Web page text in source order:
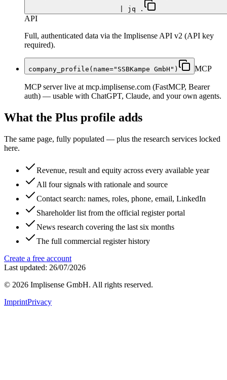
| jq .
API
Full, authenticated data via the Implisense API v2 (API key
required).
company_profile(name="SSBKampe GmbH") MCP
MCP server live at mcp.implisense.com (FastMCP, Bearer
auth) — usable with ChatGPT, Claude, and your own agents.
What the Plus profile adds
The same page, fully populated — plus the research services locked
here.
Revenue, result and equity across every available year
All four signals with rationale and source
Contact search: names, roles, phone, email, LinkedIn
Shareholder list from the official register portal
News research covering the last six months
The full commercial register history
Create a free account
Last updated: 26/07/2026
© 2026 Implisense GmbH. All rights reserved.
ImprintPrivacy